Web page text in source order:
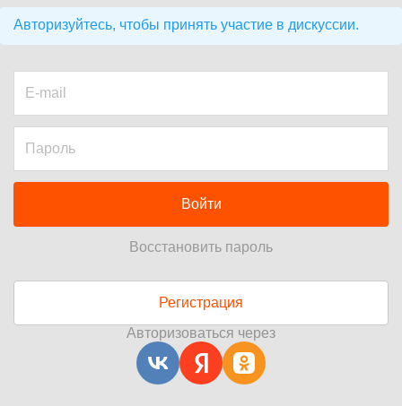
Авторизуйтесь, чтобы принять участие в дискуссии.
Войти
Восстановить пароль
Регистрация
Авторизоваться через